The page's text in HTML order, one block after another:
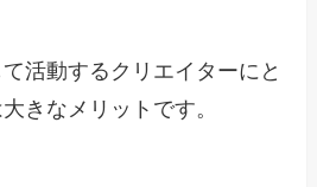
活動するクリエイターにと
きなメリットです。